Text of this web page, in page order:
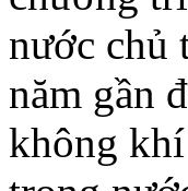
nước chủ
năm gần
không